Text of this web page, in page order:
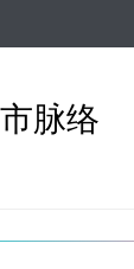
脉络